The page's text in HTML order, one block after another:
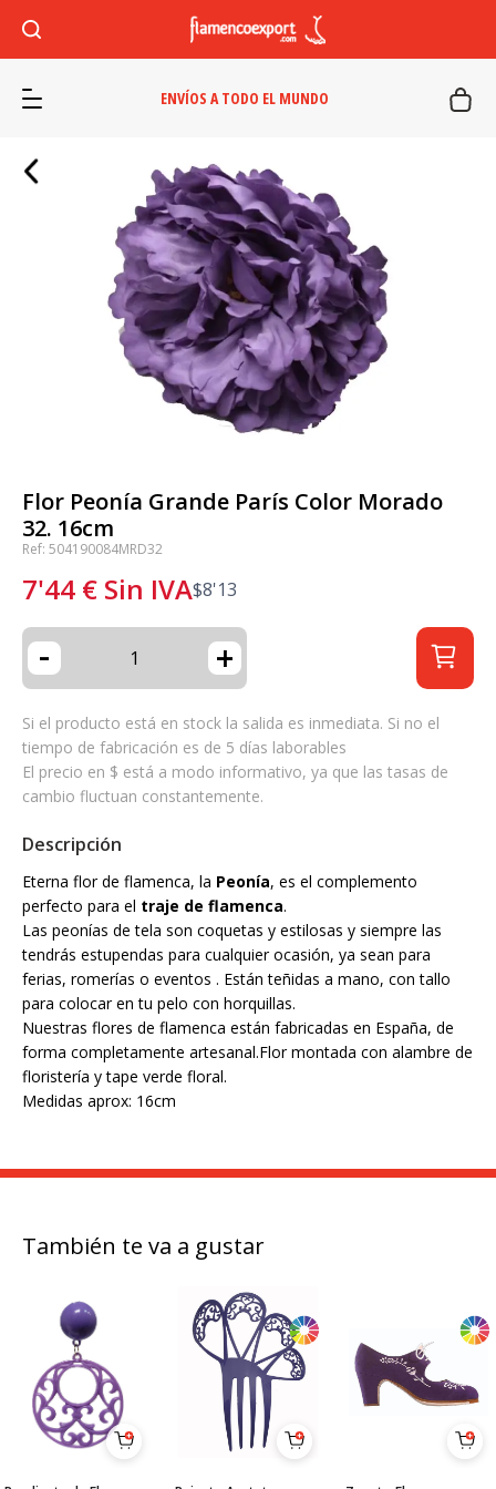
ENVÍOS A TODO EL MUNDO
Flor Peonía Grande París Color Morado
32. 16cm
Ref: 504190084MRD32
7'44 € Sin IVA$8'13
- +
Si el producto está en stock la salida es inmediata. Si no el
tiempo de fabricación es de 5 días laborables
El precio en $ está a modo informativo, ya que las tasas de
cambio fluctuan constantemente.
Descripción
Eterna flor de flamenca, la Peonía, es el complemento
perfecto para el traje de flamenca.
Las peonías de tela son coquetas y estilosas y siempre las
tendrás estupendas para cualquier ocasión, ya sean para
ferias, romerías o eventos . Están teñidas a mano, con tallo
para colocar en tu pelo con horquillas.
Nuestras flores de flamenca están fabricadas en España, de
forma completamente artesanal.Flor montada con alambre de
floristería y tape verde floral.
Medidas aprox: 16cm
También te va a gustar